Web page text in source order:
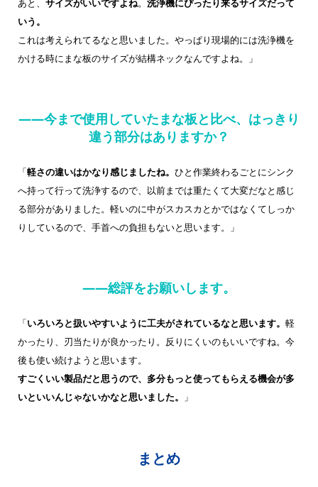
あと、 サイズがいいですよね。 洗浄機にぴったり来るサイズだって
いう。
これは考えられてるなと思いました。やっぱり現場的には洗浄機を
かける時にまな板のサイズが結構ネックなんですよね。」
——今まで使用していたまな板と比べ、はっきり
違う部分はありますか？
「軽さの違いはかなり感じましたね。 ひと作業終わるごとにシンク
へ持って行って洗浄するので、以前までは重たくて大変だなと感じ
る部分がありました。軽いのに中がスカスカとかではなくてしっか
りしているので、手首への負担もないと思います。」
——総評をお願いします。
「いろいろと扱いやすいように工夫がされているなと思います。 軽
かったり、刃当たりが良かったり。反りにくいのもいいですね。今
後も使い続けようと思います。
すごくいい製品だと思うので、多分もっと使ってもらえる機会が多
いといいんじゃないかなと思いました。
」
まとめ